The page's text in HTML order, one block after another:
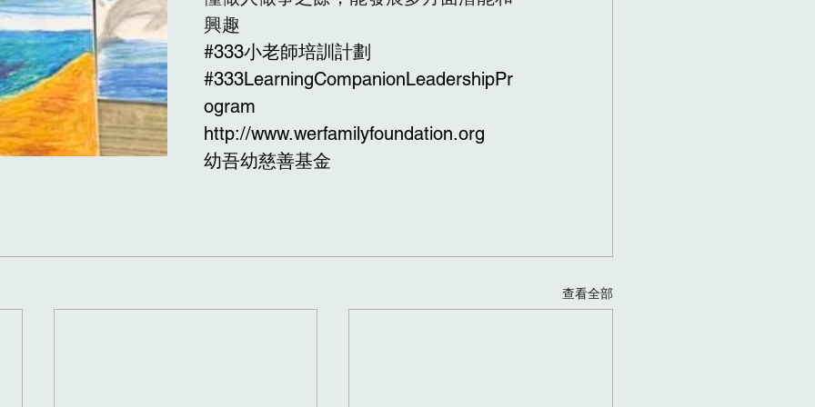
興趣
#333小老師培訓計劃
#333LearningCompanionLeadershipPr
ogram
http://www.werfamilyfoundation.org
幼吾幼慈善基金
查看全部